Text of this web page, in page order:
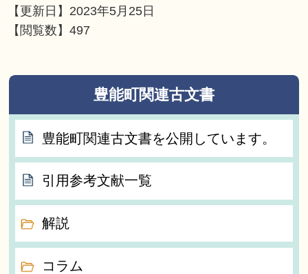
【更新日】 2023年5月25日
【閲覧数】497
豊能町関連古文書
豊能町関連古文書を公開しています。
引用参考文献一覧
解説
コラム